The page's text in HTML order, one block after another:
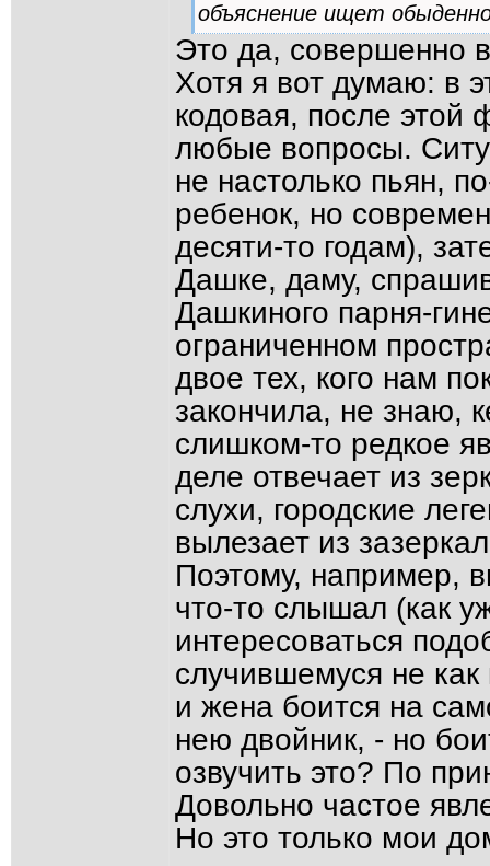
объяснение ищет
Это да, совершенно
Хотя я вот думаю: в
кодовая, после этой
любые вопросы.
не настолько пьян,
ребенок, но
десяти-то годам),
Дашке, даму,
Дашкиного парня-
ограниченном
двое тех, кого нам
закончила, не знаю,
слишком-то редкое
деле отвечает из
слухи, городские
вылезает из
Поэтому, например,
что-то слышал (как
интересоваться
случившемуся не
и жена боится на
нею двойник, - но
озвучить это? По
Довольно частое
Но это только мои